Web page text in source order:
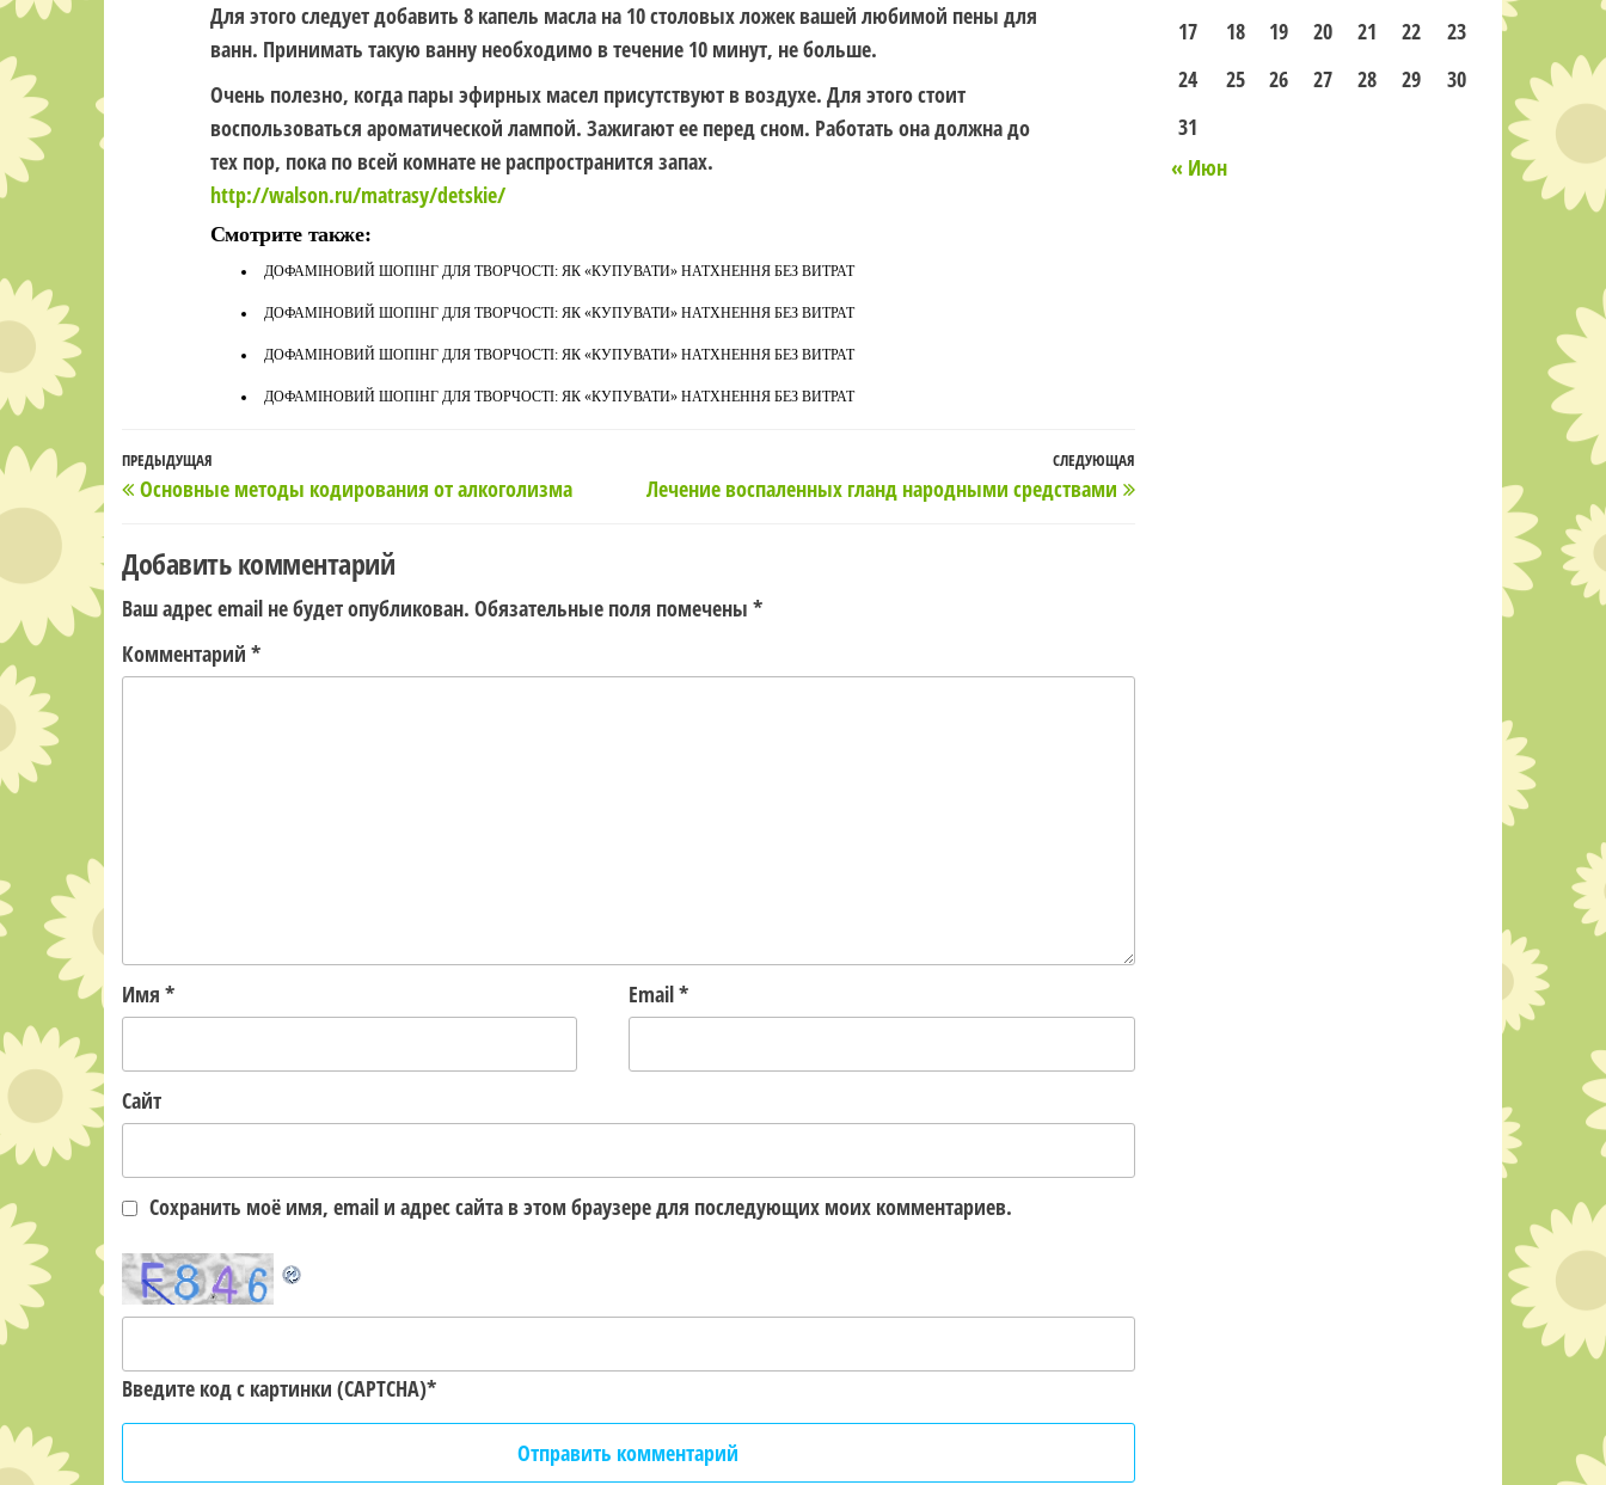
Для этого следует добавить 8 капель масла на 10 столовых ложек вашей любимой пены для
ванн. Принимать такую ванну необходимо в течение 10 минут, не больше.
Очень полезно, когда пары эфирных масел присутствуют в воздухе. Для этого стоит
воспользоваться ароматической лампой. Зажигают ее перед сном. Работать она должна до
тех пор, пока по всей комнате не распространится запах.
http://walson.ru/matrasy/detskie/
Смотрите также:
ДОФАМІНОВИЙ ШОПІНГ ДЛЯ ТВОРЧОСТІ: ЯК «КУПУВАТИ» НАТХНЕННЯ БЕЗ ВИТРАТ
ДОФАМІНОВИЙ ШОПІНГ ДЛЯ ТВОРЧОСТІ: ЯК «КУПУВАТИ» НАТХНЕННЯ БЕЗ ВИТРАТ
ДОФАМІНОВИЙ ШОПІНГ ДЛЯ ТВОРЧОСТІ: ЯК «КУПУВАТИ» НАТХНЕННЯ БЕЗ ВИТРАТ
ДОФАМІНОВИЙ ШОПІНГ ДЛЯ ТВОРЧОСТІ: ЯК «КУПУВАТИ» НАТХНЕННЯ БЕЗ ВИТРАТ
Навигация
по
записям
Предыдущая
запись
ПРЕДЫДУЩАЯ
Основные методы кодирования от алкоголизма
Следующая
запись
СЛЕДУЮЩАЯ
Лечение воспаленных гланд народными средствами
Добавить комментарий
Ваш адрес email не будет опубликован. Обязательные поля помечены *
Комментарий *
Имя * Email*
Сайт
Сохранить моё имя, email и адрес сайта в этом браузере для последующих моих комментариев.
Введите код с картинки (CAPTCHA)*
17
18 19 20 21 22
23
24
25 26 27 28 29
30
31
« Июн